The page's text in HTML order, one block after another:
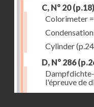
C, N° 20(p.18)
Colorimeter
Cylinder
D, N° 286
l'épreuve de
Destillir-